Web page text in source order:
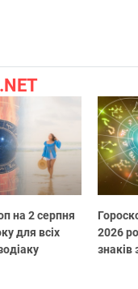
на 2 серпня
для всіх
2026
знаків